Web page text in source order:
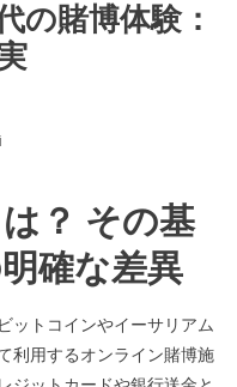
の賭博体験：
？ その基
確な差異
ットコインやイーサリアム
利用するオンライン賭博施